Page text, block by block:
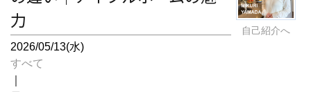
自己紹介へ
力
2026/05/13(水)
すべて